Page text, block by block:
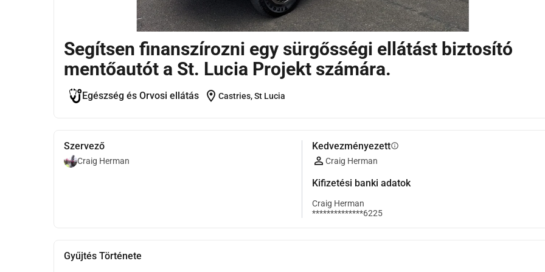
Segítsen finanszírozni egy sürgősségi ellátást biztosító
mentőautót a St. Lucia Projekt számára.
Egészség és Orvosi ellátás location_on Castries, St Lucia
Szervező
Craig Herman
Kedvezményezettinfo
Craig Herman
Kifizetési banki adatok
Craig Herman
**************6225
Gyűjtés Története